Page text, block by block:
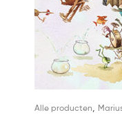
Alle producten,